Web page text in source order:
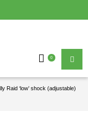
0
Raid ‘low’ shock (adjustable)